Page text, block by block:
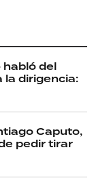
habló del
la dirigencia:
Caputo,
pedir tirar